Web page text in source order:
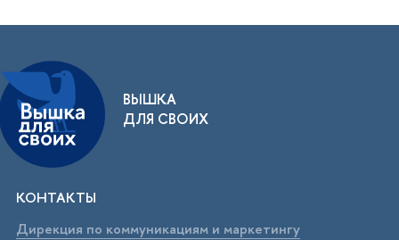
ВЫШКА
ДЛЯ СВОИХ
КОНТАКТЫ
Дирекция по коммуникациям и маркетингу